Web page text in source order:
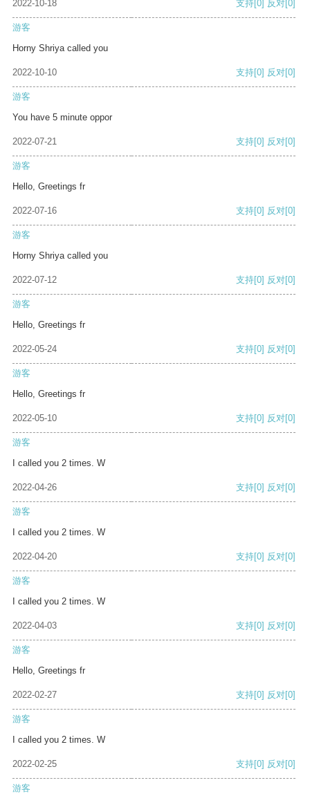
2022-10-18 支持[0] 反对[0]
游客
Horny Shriya called you
2022-10-10 支持[0] 反对[0]
游客
You have 5 minute oppor
2022-07-21 支持[0] 反对[0]
游客
Hello, Greetings fr
2022-07-16 支持[0] 反对[0]
游客
Horny Shriya called you
2022-07-12 支持[0] 反对[0]
游客
Hello, Greetings fr
2022-05-24 支持[0] 反对[0]
游客
Hello, Greetings fr
2022-05-10 支持[0] 反对[0]
游客
I called you 2 times. W
2022-04-26 支持[0] 反对[0]
游客
I called you 2 times. W
2022-04-20 支持[0] 反对[0]
游客
I called you 2 times. W
2022-04-03 支持[0] 反对[0]
游客
Hello, Greetings fr
2022-02-27 支持[0] 反对[0]
游客
I called you 2 times. W
2022-02-25 支持[0] 反对[0]
游客